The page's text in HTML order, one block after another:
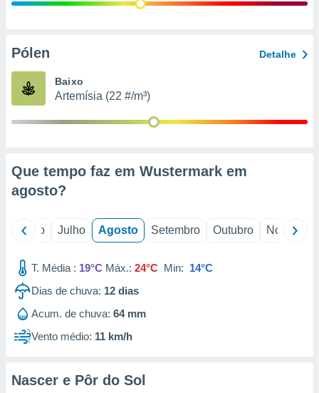
e
de
Pólen Detalhe
Baixo
Artemísia (22 #/m³)
Que tempo faz em Wustermark em
agosto?
Junho Julho Agosto Setembro Outubro Novembro
T. Média : 19°C Máx.: 24°C Min: 14°C
Dias de chuva: 12 dias
Acum. de chuva: 64 mm
Vento médio: 11 km/h
Nascer e Pôr do Sol